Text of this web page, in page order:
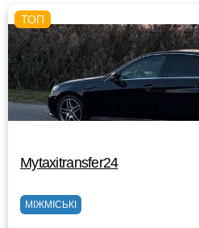
Mytaxitransfer24
МІЖМІСЬКІ